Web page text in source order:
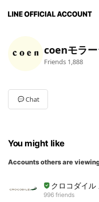
coenモラ
Friends 1,888
Chat
You might like
Accounts others are
クロコダイ
996 friends